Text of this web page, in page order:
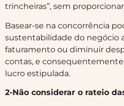
trincheiras”, sem
Basear-se na concorrência
sustentabilidade do negócio
faturamento ou diminuir
contas, e
lucro estipulada.
2-Não considerar o rateio